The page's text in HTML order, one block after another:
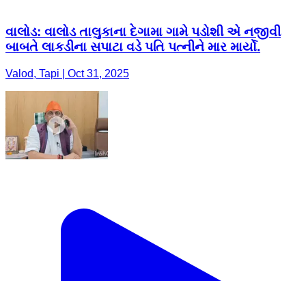
વાલોડ: વાલોડ તાલુકાના દેગામા ગામે પડોશી એ નજીવી
બાબતે લાકડીના સપાટા વડે પતિ પત્નીને માર માર્યો.
Valod, Tapi | Oct 31, 2025